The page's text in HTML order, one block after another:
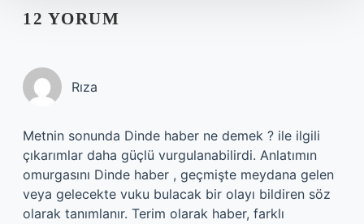
12 YORUM
Rıza
Metnin sonunda Dinde haber ne demek ? ile ilgili
çıkarımlar daha güçlü vurgulanabilirdi. Anlatımın
omurgasını Dinde haber , geçmişte meydana gelen
veya gelecekte vuku bulacak bir olayı bildiren söz
olarak tanımlanır. Terim olarak haber, farklı